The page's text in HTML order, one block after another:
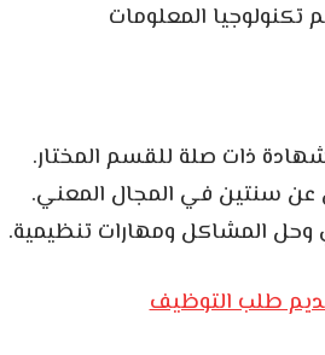
تكنولوجيا المعلومات
ذات صلة للقسم المختار.
عن سنتين في المجال المعني.
المشاكل ومهارات تنظيمية.
طلب التوظيف